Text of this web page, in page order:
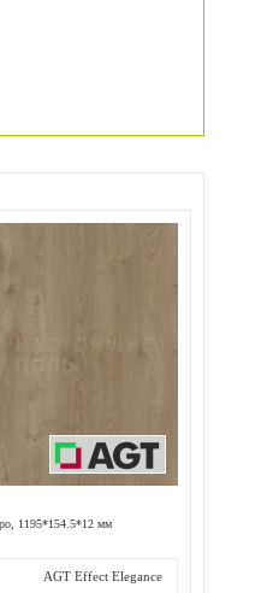
1195*154.5*12 мм
AGT Effect Elegance